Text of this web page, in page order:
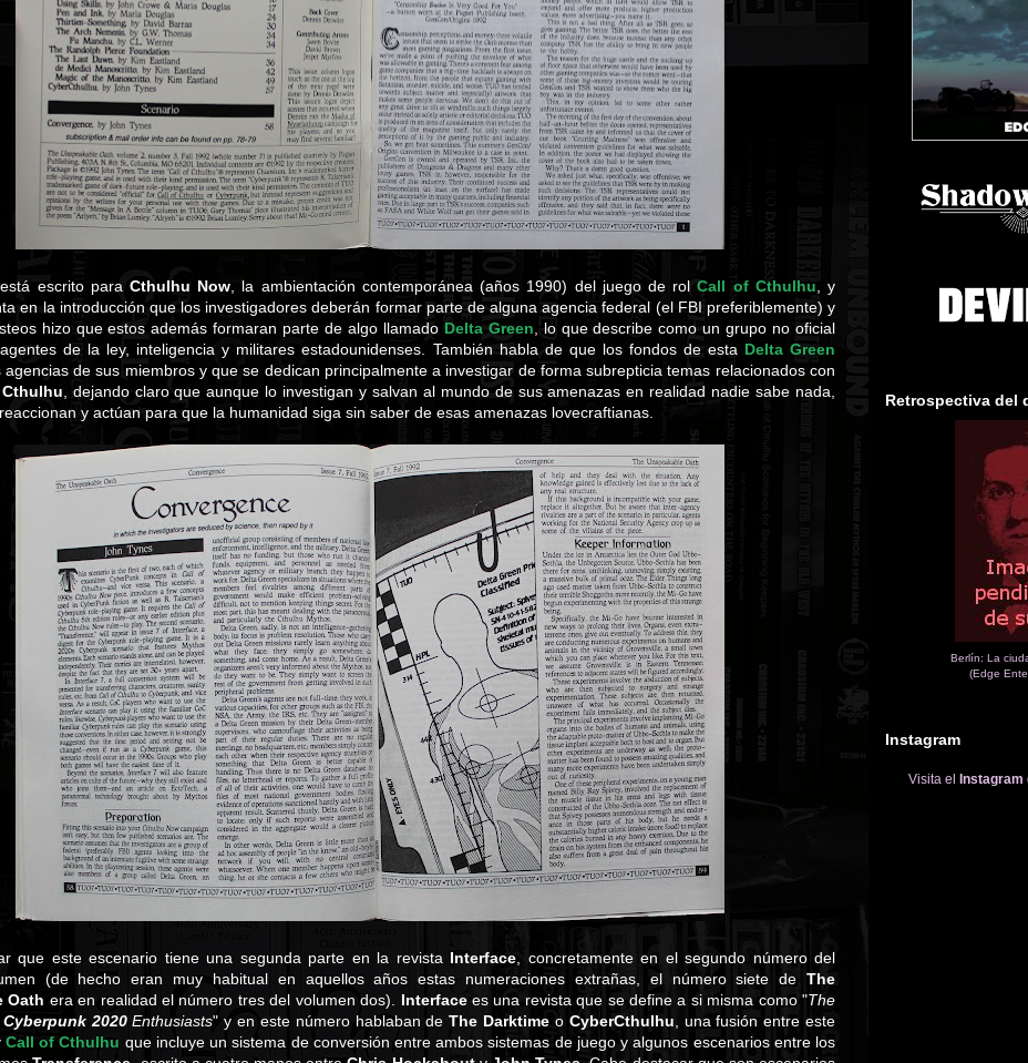
escrito paraCthulhu Now , la ambientación contemporánea (años 1990) del juego de rolCall of Cthulhu , y
en la introducción que los investigadores deberán formar parte de alguna agencia federal (el FBI preferiblemente) y
hizo que estos además formaran parte de algo llamado Delta Green , lo que describe como un grupo no oficial
de la ley, inteligencia y militares estadounidenses. También habla de que los fondos de esta Delta Green
de sus miembros y que se dedican principalmente a investigar de forma subrepticia temas relacionados con
, dejando claro que aunque lo investigan y salvan al mundo de sus amenazas en realidad nadie sabe nada,
y actúan para que la humanidad siga sin saber de esas amenazas lovecraftianas.
que este escenario tiene una segunda parte en la revista Interface , concretamente en el segundo número del
(de hecho eran muy habitual en aquellos años estas numeraciones extrañas, el número siete de The
Oath era en realidad el número tres del volumen dos). Interfacees una revista que se define a si misma como "The
Cyberpunk 2020Enthusiasts" y en este número hablaban deThe Darktime o CyberCthulhu , una fusión entre este
Call of Cthulhu que incluye un sistema de conversión entre ambos sistemas de juego y algunos escenarios entre los
Retrospectiva del
Berlín: La
(Edge
Instagram
Visita el Instagram